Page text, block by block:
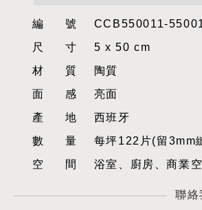
編號CCB550011-
尺寸5 x 50 cm
材質陶質
面感亮面
產地西班牙
數量每坪122片(留3mm
空間浴室、廚房、商業
聯絡